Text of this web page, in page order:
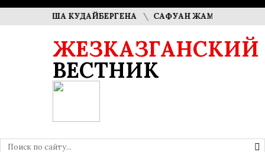
ДИМАША КУДАЙБЕРГЕНА САФУАН ЖАМПЕИСОВ: «МЫ
ЖЕЗКАЗГАНСКИЙ
ВЕСТНИК